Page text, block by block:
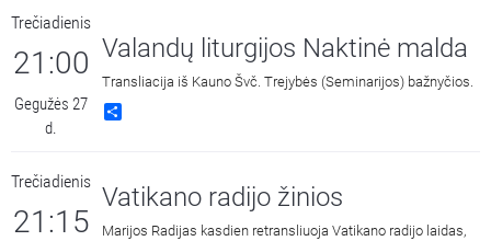
Trečiadienis
21:00
Gegužės 27
d.
Valandų liturgijos Naktinė malda
Transliacija iš Kauno Švč. Trejybės (Seminarijos) bažnyčios.
Trečiadienis
21:15
Vatikano radijo žinios
Marijos Radijas kasdien retransliuoja Vatikano radijo laidas,